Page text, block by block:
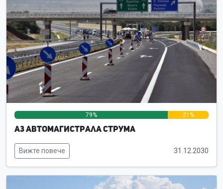
79% 21% 0%
А3 Автомагистрала Струма
Вижте повече 31.12.2030